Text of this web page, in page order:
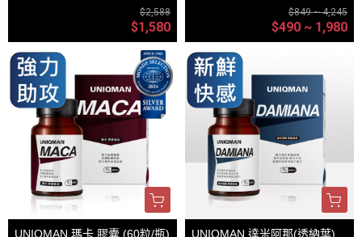
$2,588
$1,580
$849 ~ 4,245
$490 ~ 1,980
UNIQMAN 瑪卡 膠囊 (60粒/瓶)
UNIQMAN 達米阿那(透納葉)